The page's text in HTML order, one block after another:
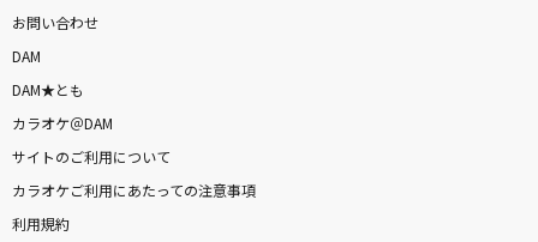
お問い合わせ
DAM
DAM★とも
カラオケ＠DAM
サイトのご利用について
カラオケご利用にあたっての注意事項
利用規約